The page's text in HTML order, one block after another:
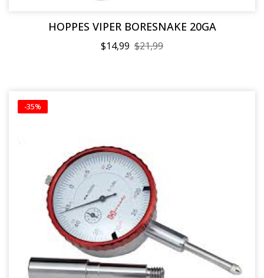
HOPPES VIPER BORESNAKE 20GA
$14,99 $21,99
-35%